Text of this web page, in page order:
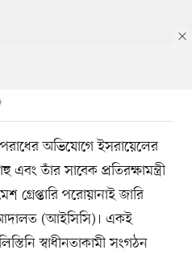
অভিযোগে ইসরায়েলের
এবং তাঁর সাবেক প্রতিরক্ষামন্ত্রী
গ্রেপ্তারি পরোয়ানাই জারি
(আইসিসি)। একই
স্বাধীনতাকামী সংগঠন